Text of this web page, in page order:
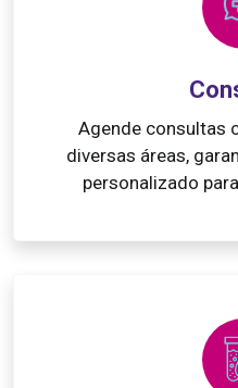
Agende consultas
diversas áreas,
personalizado